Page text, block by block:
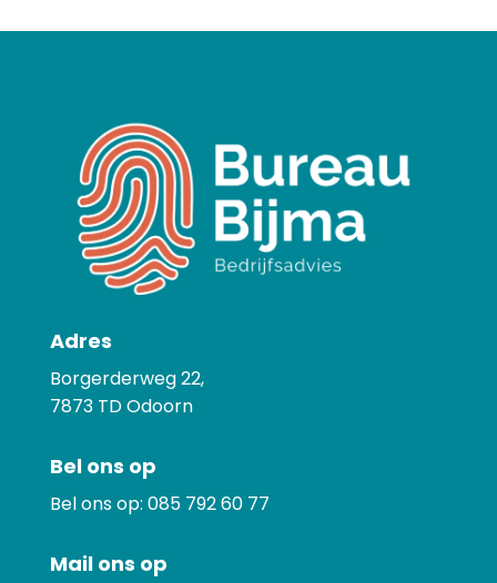
Adres
Borgerderweg 22,
7873 TD Odoorn
Bel ons op
Bel ons op: 085 792 60 77
Mail ons op